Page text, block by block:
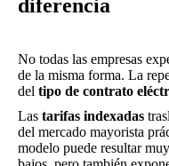
diferencia
No todas las empresas
de la misma forma. La
del tipo de contrato
Las tarifas indexadas
del mercado mayorista
modelo puede resultar